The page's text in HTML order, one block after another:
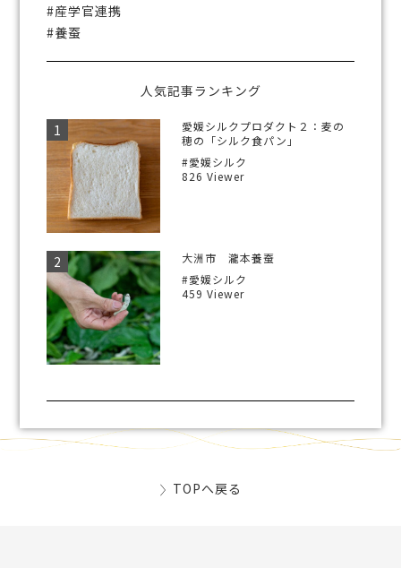
産学官連携
養蚕
人気記事ランキング
愛媛シルクプロダクト２：麦の
穂の「シルク食パン」
#愛媛シルク
826 Viewer
大洲市 瀧本養蚕
#愛媛シルク
459 Viewer
TOPへ戻る